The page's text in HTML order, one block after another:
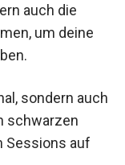
auch die
um deine
sondern auch
schwarzen
Sessions auf